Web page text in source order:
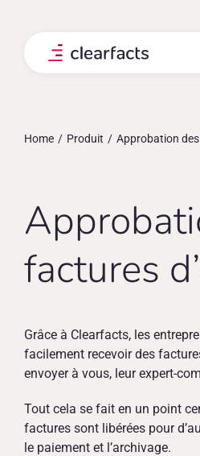
Intégrations
Nos clients
Prix
FR
Home Produit Approbation
factures
Grâce à Clearfacts, les
facilement recevoir des
envoyer à vous, leur expert-
Tout cela se fait en un point
factures sont libérées pour
le paiement et l’archivage.